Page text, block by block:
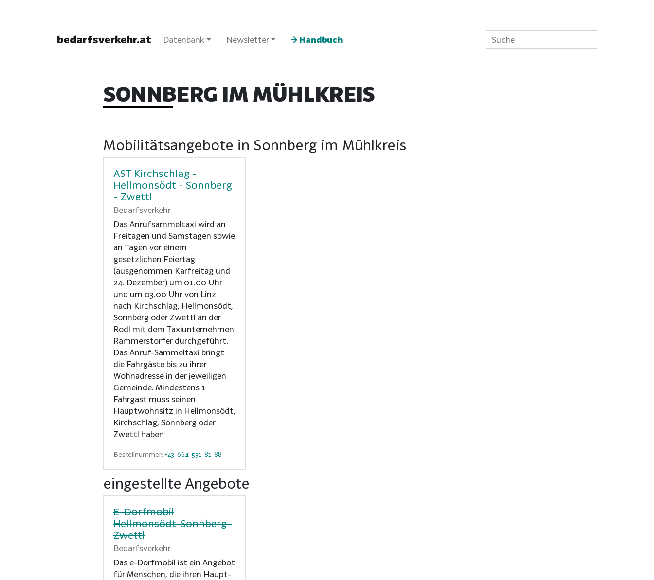
bedarfsverkehr.at Datenbank Newsletter Handbuch
SONNBERG IM MÜHLKREIS
Mobilitätsangebote in Sonnberg im Mühlkreis
AST Kirchschlag -
Hellmonsödt - Sonnberg
- Zwettl
Bedarfsverkehr
Das Anrufsammeltaxi wird an
Freitagen und Samstagen sowie
an Tagen vor einem
gesetzlichen Feiertag
(ausgenommen Karfreitag und
24. Dezember) um 01.00 Uhr
und um 03.00 Uhr von Linz
nach Kirchschlag, Hellmonsödt,
Sonnberg oder Zwettl an der
Rodl mit dem Taxiunternehmen
Rammerstorfer durchgeführt.
Das Anruf-Sammeltaxi bringt
die Fahrgäste bis zu ihrer
Wohnadresse in der jeweiligen
Gemeinde. Mindestens 1
Fahrgast muss seinen
Hauptwohnsitz in Hellmonsödt,
Kirchschlag, Sonnberg oder
Zwettl haben
Bestellnummer: +43-664-531-81-88
eingestellte Angebote
E-Dorfmobil
Hellmonsödt-Sonnberg-
Zwettl
Bedarfsverkehr
Das e-Dorfmobil ist ein Angebot
für Menschen, die ihren Haupt-